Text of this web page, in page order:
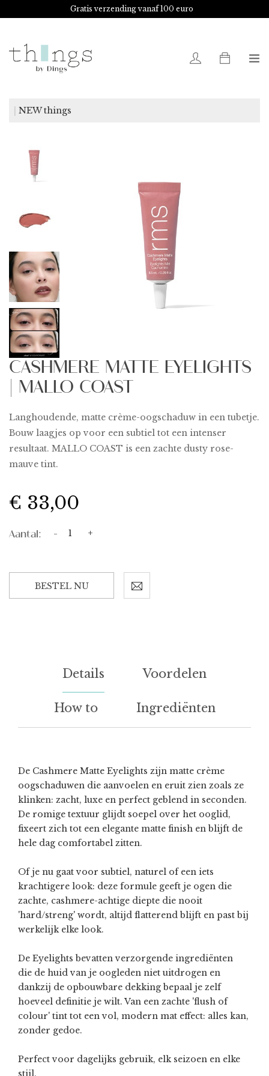
Gratis verzending vanaf 100 euro
NEW things
CASHMERE MATTE EYELIGHTS
| MALLO COAST
Langhoudende, matte crème-oogschaduw in een tubetje.
Bouw laagjes op voor een subtiel tot een intenser
resultaat. MALLO COAST is een zachte dusty rose-
mauve tint.
€ 33,00
Aantal: - +
BESTEL NU
Details Voordelen
How to Ingrediënten
De Cashmere Matte Eyelights zijn matte crème
oogschaduwen die aanvoelen en eruit zien zoals ze
klinken: zacht, luxe en perfect geblend in seconden.
De romige textuur glijdt soepel over het ooglid,
fixeert zich tot een elegante matte finish en blijft de
hele dag comfortabel zitten.
Of je nu gaat voor subtiel, naturel of een iets
krachtigere look: deze formule geeft je ogen die
zachte, cashmere-achtige diepte die nooit
'hard/streng' wordt, altijd flatterend blijft en past bij
werkelijk elke look.
De Eyelights bevatten verzorgende ingrediënten
die de huid van je oogleden niet uitdrogen en
dankzij de opbouwbare dekking bepaal je zelf
hoeveel definitie je wilt. Van een zachte 'flush of
colour' tint tot een vol, modern mat effect: alles kan,
zonder gedoe.
Perfect voor dagelijks gebruik, elk seizoen en elke